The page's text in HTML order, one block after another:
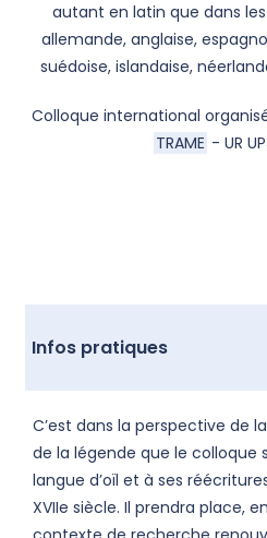
autant en latin que dans
allemande, anglaise,
suédoise, islandaise,
Colloque international
TRAME - UR
Infos pratiques
C’est dans la perspective de
de la légende que le colloque
langue d’oïl et à ses
XVIIe siècle. Il prendra place,